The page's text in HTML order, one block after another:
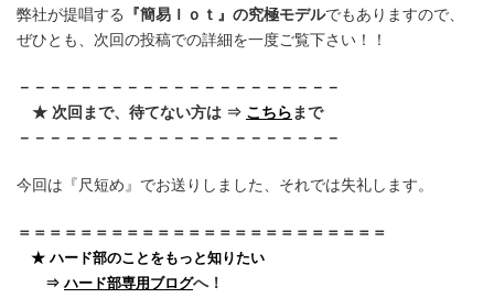
弊社が提唱する 『簡易Ｉｏｔ』の究極モデルでもありますので、
ぜひとも、次回の投稿での詳細を一度ご覧下さい！！
－－－－－－－－－－－－－－－－－－－－－
★ 次回まで、待てない方は ⇒ こちら まで
－－－－－－－－－－－－－－－－－－－－－
今回は『尺短め』でお送りしました、それでは失礼します。
＝＝＝＝＝＝＝＝＝＝＝＝＝＝＝＝＝＝＝＝＝＝＝＝
★ ハード部のことをもっと知りたい
⇒ ハード部専用ブログへ！